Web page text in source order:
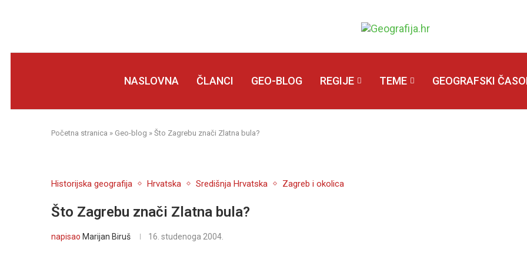
NASLOVNA ČLANCI GEO-BLOG REGIJE TEME GEOGRAFSKI
Početna stranica » Geo-blog » Što Zagrebu znači Zlatna bula?
Historijska geografija Hrvatska Središnja Hrvatska Zagreb i okolica
Što Zagrebu znači Zlatna bula?
napisao Marijan Biruš 16. studenoga 2004.